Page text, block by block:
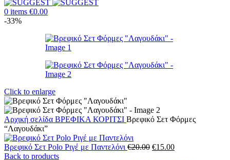
0 items €0.00
-33%
Click to enlarge
Αρχική σελίδα ΒΡΕΦΙΚΑ ΚΟΡΙΤΣΙ Βρεφικό Σετ Φόρμες
“Λαγουδάκι”
Βρεφικό Σετ Polo Ριγέ με Παντελόνι €20.00 Original
€15.00Η
Back to products